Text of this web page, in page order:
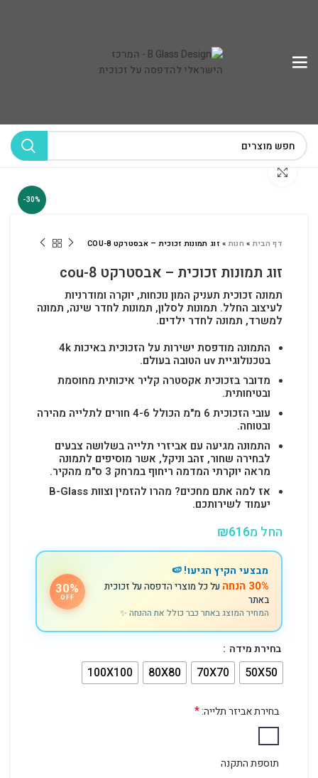
-30%
לחץ להגדלה
דף הבית» חנות» זוג תמונות זכוכית – אבסטרקט COU-8
זוג תמונות זכוכית – אבסטרקט cou-8
תמונה זכוכית תעניק המון נוכחות, יוקרה ומודרניות
לעיצוב החלל. תמונות לסלון, תמונות לחדר שינה, תמונה
למשרד, תמונה לחדר ילדים.
התמונה מודפסת ישירות על הזכוכית באיכות 4k
בטכנולוגיית uv הטובה בעולם.
מדובר בזכוכית אקסטרה קליר איכותית מחוסמת
ובטיחותית.
עובי הזכוכית 6 מ"מ הכולל 4-6 חורים לתלייה מהירה
ובטוחה.
התמונה מגיעה עם אביזרי תלייה בשלושה צבעים
לבחירה שחור, זהב וניקל, אשר מוסיפים לתמונה
מראה יוקרתי המדמה ריחוף במרחק 3 ס"מ מהקיר.
אז למה אתם מחכים? מהרו להזמין וצוות B-Glass
יעמוד לשירותכם.
החל מ ₪616
מבצעי הקיץ הגיעו! 🍉
30% הנחה
על כל מוצרי הדפסה על זכוכית
באתר
המחיר המוצג באתר כבר כולל את ההנחה ✨
30%
OFF
בחירת מידה
50X50
70X70
80X80
100X100
בחירת אביזר תלייה:*
תוספת התקנה